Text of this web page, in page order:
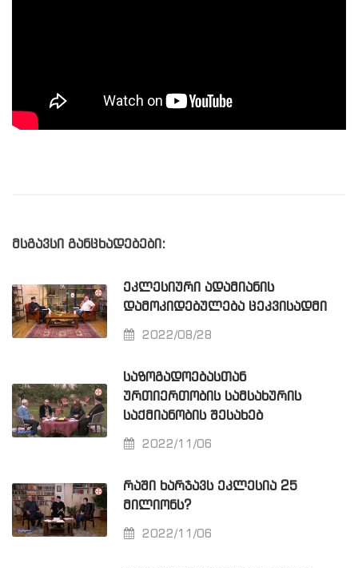
მსგავსი განცხადებები:
ᲔᲙᲚᲔᲡᲘᲣᲠᲘ ᲐᲓᲐᲛᲘᲐᲜᲘᲡ
ᲓᲐᲛᲝᲙᲘᲓᲔᲑᲣᲚᲔᲑᲐ ᲪᲔᲙᲕᲘᲡᲐᲓᲛᲘ
2022/08/28
ᲡᲐᲖᲝᲒᲐᲓᲝᲔᲑᲐᲡᲗᲐᲜ
ᲣᲠᲗᲘᲔᲠᲗᲝᲑᲘᲡ ᲡᲐᲛᲡᲐᲮᲣᲠᲘᲡ
ᲡᲐᲥᲛᲘᲐᲜᲝᲑᲘᲡ ᲨᲔᲡᲐᲮᲔᲑ
2022/11/06
ᲠᲐᲨᲘ ᲮᲐᲠᲯᲐᲕᲡ ᲔᲙᲚᲔᲡᲘᲐ 25
ᲛᲘᲚᲘᲝᲜᲡ?
2022/11/06